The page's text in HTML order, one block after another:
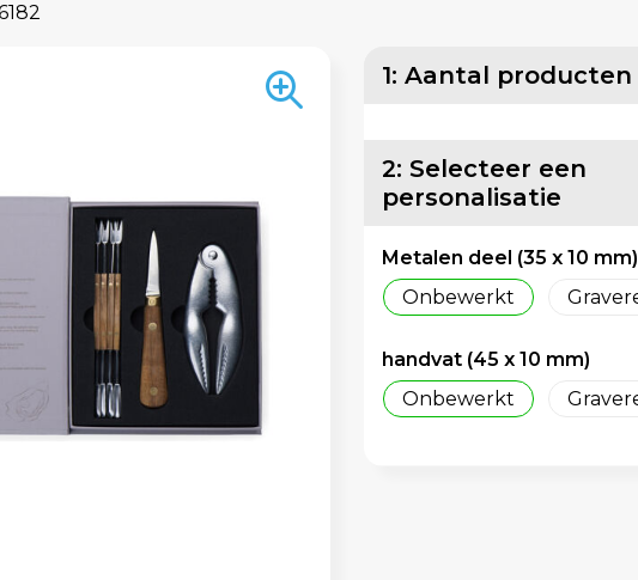
1: Aantal producten
2: Selecteer een
personalisatie
Metalen deel (35 x 10 mm)
Onbewerkt
handvat (45 x 10 mm)
Onbewerkt